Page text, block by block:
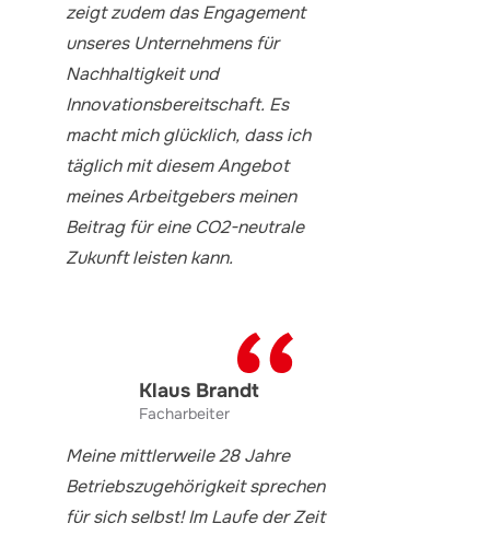
zeigt zudem das Engagement
unseres Unternehmens für
Nachhaltigkeit und
Innovationsbereitschaft. Es
macht mich glücklich, dass ich
täglich mit diesem Angebot
meines Arbeitgebers meinen
Beitrag für eine CO2-neutrale
Zukunft leisten kann.
Klaus Brandt
Facharbeiter
Meine mittlerweile 28 Jahre
Betriebszugehörigkeit sprechen
für sich selbst! Im Laufe der Zeit